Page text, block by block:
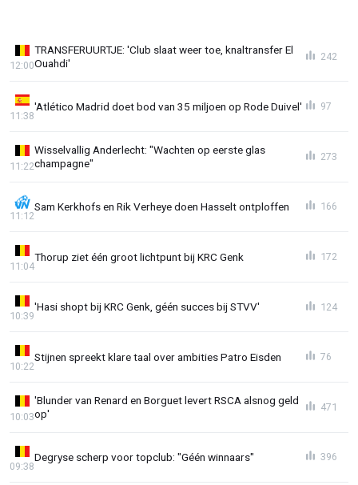
TRANSFERUURTJE: 'Club slaat weer toe, knaltransfer El
Ouahdi'
12:00
242
'Atlético Madrid doet bod van 35 miljoen op Rode Duivel'
11:38
97
Wisselvallig Anderlecht: "Wachten op eerste glas
champagne"
11:22
273
Sam Kerkhofs en Rik Verheye doen Hasselt ontploffen
11:12
166
Thorup ziet één groot lichtpunt bij KRC Genk
11:04
172
'Hasi shopt bij KRC Genk, géén succes bij STVV'
10:39
124
Stijnen spreekt klare taal over ambities Patro Eisden
10:22
76
'Blunder van Renard en Borguet levert RSCA alsnog geld
op'
10:03
471
Degryse scherp voor topclub: "Géén winnaars"
09:38
396